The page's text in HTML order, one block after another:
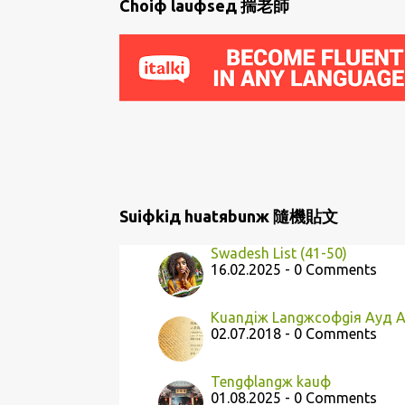
P
o
s
Choiф lauфseд 揣老師
Suiфkiд huatяbunж 隨機貼文
Swadesh List (41-50)
16.02.2025 - 0 Comments
Kuanдiж Langжcoфgiя Ayд
02.07.2018 - 0 Comments
Tengфlangж kauф
01.08.2025 - 0 Comments